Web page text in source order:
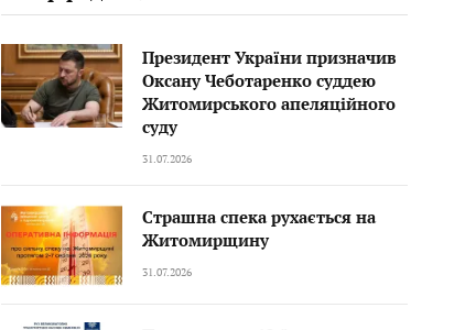
Президент України призначив
Оксану Чеботаренко суддею
Житомирського апеляційного
суду
31.07.2026
Страшна спека рухається на
Житомирщину
31.07.2026